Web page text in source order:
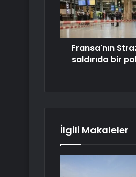
Fransa'nın
saldırıda bir
İlgili Makaleler